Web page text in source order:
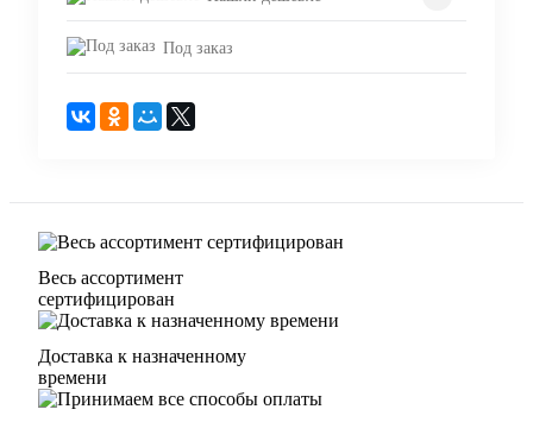
Под заказ
Весь ассортимент
сертифицирован
Доставка к назначенному
времени